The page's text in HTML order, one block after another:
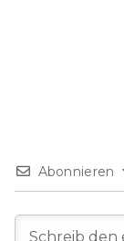
Abonnieren